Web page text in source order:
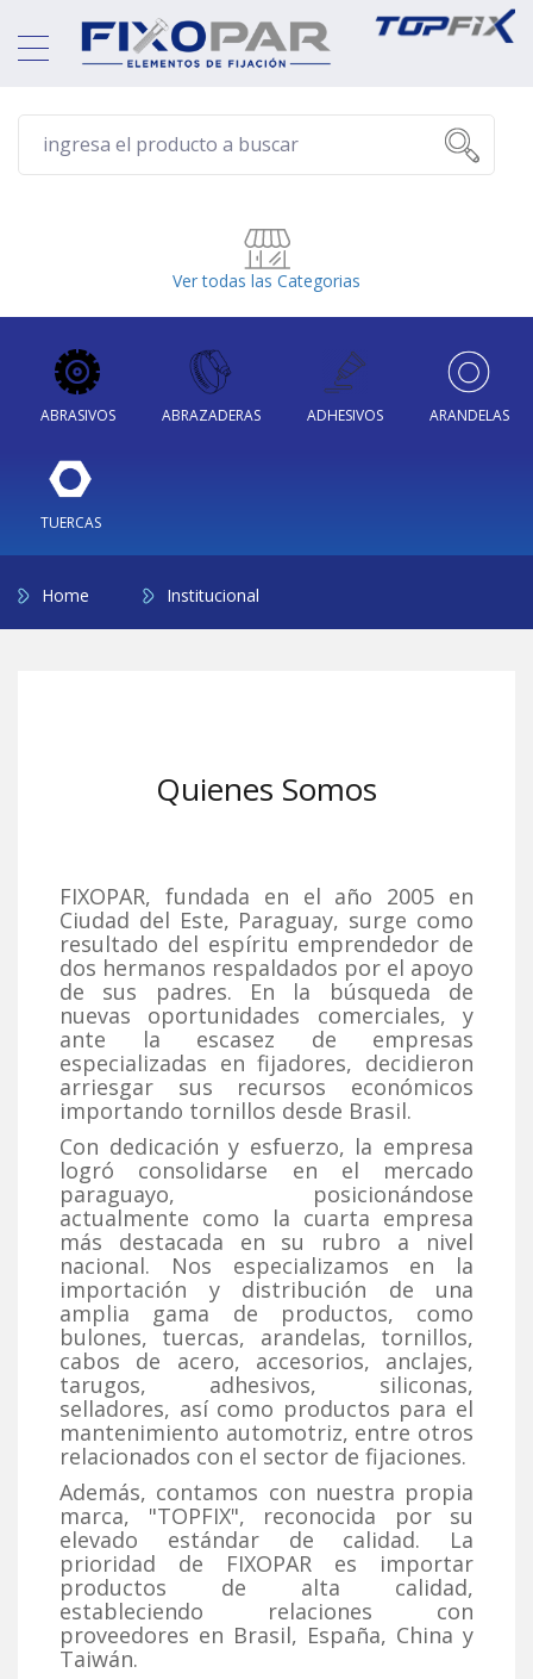
Ver todas las Categorias
ABRASIVOS ABRAZADERAS ADHESIVOS ARANDELAS
TUERCAS
Home Institucional
Quienes Somos
FIXOPAR, fundada en el año 2005 en
Ciudad del Este, Paraguay, surge como
resultado del espíritu emprendedor de
dos hermanos respaldados por el apoyo
de sus padres. En la búsqueda de
nuevas oportunidades comerciales, y
ante la escasez de empresas
especializadas en fijadores, decidieron
arriesgar sus recursos económicos
importando tornillos desde Brasil.
Con dedicación y esfuerzo, la empresa
logró consolidarse en el mercado
paraguayo, posicionándose
actualmente como la cuarta empresa
más destacada en su rubro a nivel
nacional. Nos especializamos en la
importación y distribución de una
amplia gama de productos, como
bulones, tuercas, arandelas, tornillos,
cabos de acero, accesorios, anclajes,
tarugos, adhesivos, siliconas,
selladores, así como productos para el
mantenimiento automotriz, entre otros
relacionados con el sector de fijaciones.
Además, contamos con nuestra propia
marca, "TOPFIX", reconocida por su
elevado estándar de calidad. La
prioridad de FIXOPAR es importar
productos de alta calidad,
estableciendo relaciones con
proveedores en Brasil, España, China y
Taiwán.